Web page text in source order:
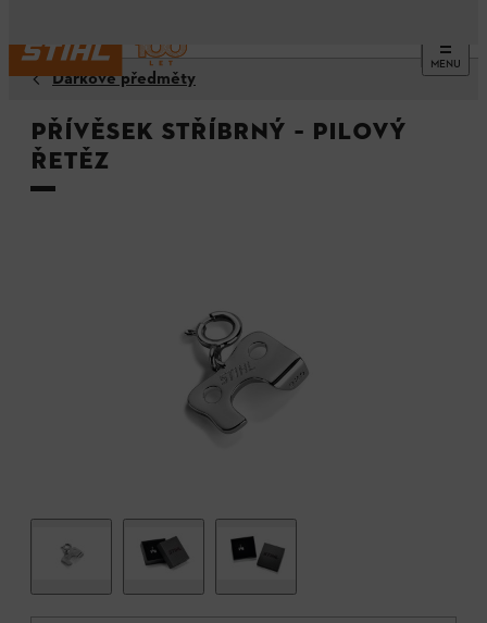
MENU
Dárkové předměty
Přívěsek stříbrný – pilový
řetěz